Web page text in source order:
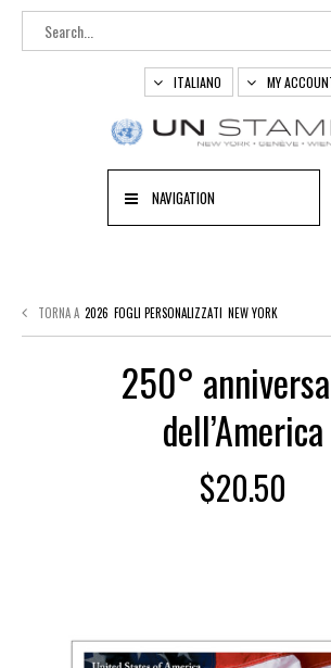
ITALIANO MY
NAVIGATION
TORNA A 2026 FOGLI PERSONALIZZATI NEW YORK
250°
dell’America
$20.50